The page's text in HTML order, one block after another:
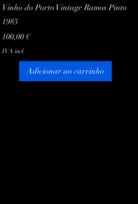
Visualização rápida
Vinho do Porto Vintage Ramos Pinto
1983
Preço
100,00 €
IVA incl.
Adicionar ao carrinho